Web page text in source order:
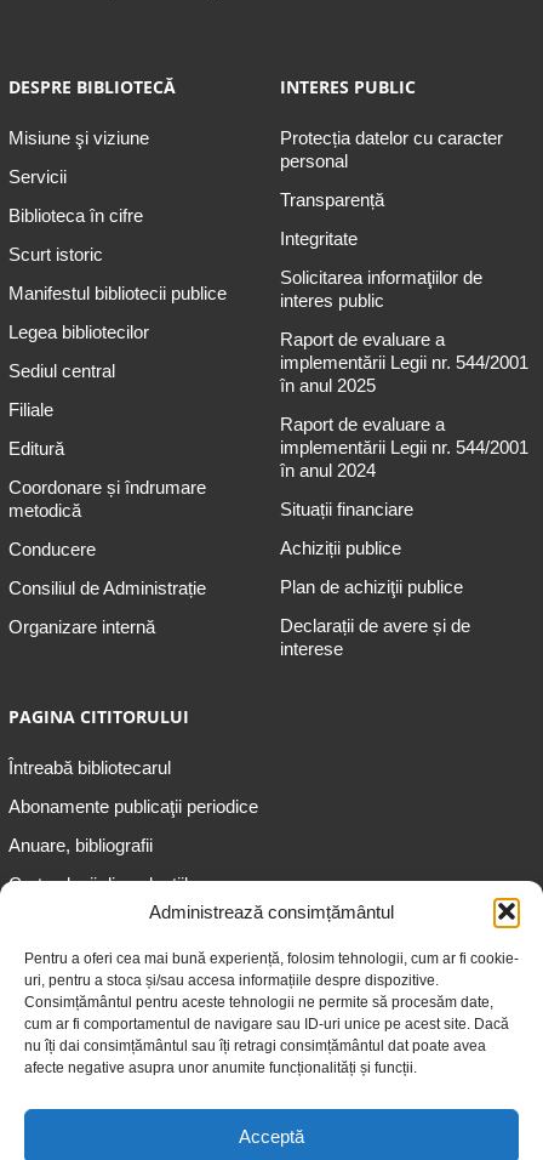
Administrează consimțământul
Pentru a oferi cea mai bună experiență, folosim tehnologii, cum ar fi cookie-
uri, pentru a stoca și/sau accesa informațiile despre dispozitive.
Consimțământul pentru aceste tehnologii ne permite să procesăm date,
cum ar fi comportamentul de navigare sau ID-uri unice pe acest site. Dacă
nu îți dai consimțământul sau îți retragi consimțământul dat poate avea
afecte negative asupra unor anumite funcționalități și funcții.
Acceptă
DESPRE BIBLIOTECĂ
Misiune şi viziune
Servicii
Biblioteca în cifre
Scurt istoric
Manifestul bibliotecii publice
Legea bibliotecilor
Sediul central
Filiale
Editură
Coordonare și îndrumare
metodică
Conducere
Consiliul de Administrație
Organizare internă
INTERES PUBLIC
Protecția datelor cu caracter
personal
Transparență
Integritate
Solicitarea informaţiilor de
interes public
Raport de evaluare a
implementării Legii nr. 544/2001
în anul 2025
Raport de evaluare a
implementării Legii nr. 544/2001
în anul 2024
Situații financiare
Achiziții publice
Plan de achiziţii publice
Declarații de avere și de
interese
PAGINA CITITORULUI
Întreabă bibliotecarul
Abonamente publicaţii periodice
Anuare, bibliografii
Cartea lunii din colecțiile
Informații pentru adolescenți
Informații pentru adulți
Informații pentru seniori